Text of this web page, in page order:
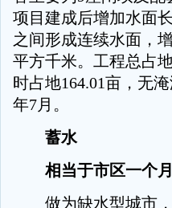
项目建成后增加水面
之间形成连续水面，
平方千米。工程总占
时占地164.01亩，无
年7月。
蓄水
相当于市区一个月
做为缺水型城市，